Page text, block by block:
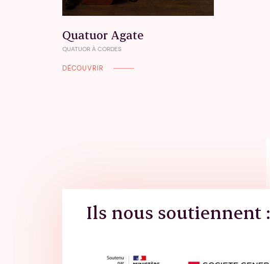
Quatuor Agate
QUATUOR À CORDES
DÉCOUVRIR
Ils nous soutiennent :